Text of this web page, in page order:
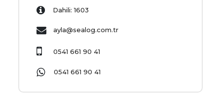
Dahili: 1603
ayla@sealog.com.tr
0541 661 90 41
0541 661 90 41